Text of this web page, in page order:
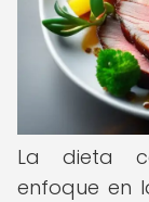
La dieta
enfoque en